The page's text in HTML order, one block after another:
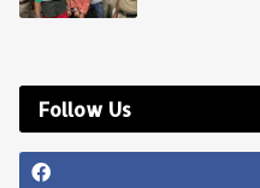
Follow Us